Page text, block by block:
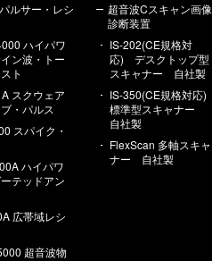
ルサー・レシ
ハイパワ
ン波・トー
ト
スクウェア
・パルス
スパイク・
ハイパワ
テッドアン
広帯域レシ
超音波物
超音波Cスキャン画像
診断装置
IS-202(CE規格対
応) デスクトップ型
スキャナー 自社製
IS-350(CE規格対応)
標準型スキャナー
自社製
FlexScan 多軸スキャ
ナー 自社製